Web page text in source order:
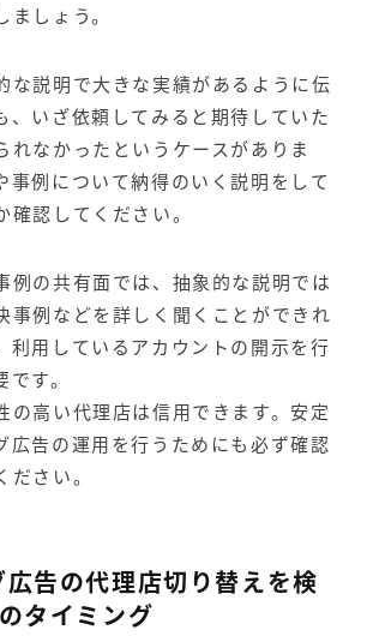
しょう。
な説明で大きな実績があるように伝
、いざ依頼してみると期待していた
れなかったというケースがありま
事例について納得のいく説明をして
認してください。
例の共有面では、抽象的な説明では
事例などを詳しく聞くことができれ
利用しているアカウントの開示を行
す。
の高い代理店は信用できます。安定
広告の運用を行うためにも必ず確認
さい。
広告の代理店切り替えを検
タイミング